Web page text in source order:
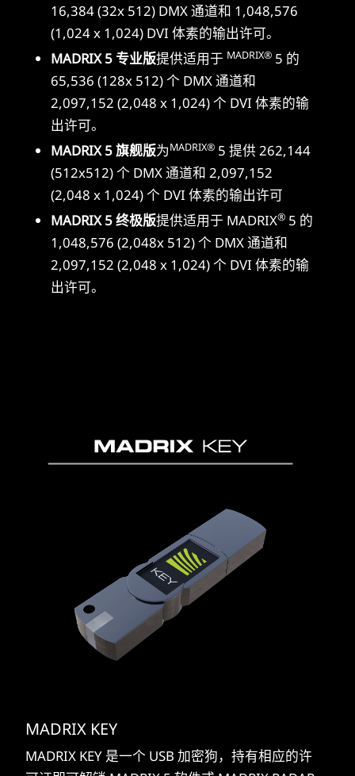
16,384 (32x 512) DMX 通道和 1,048,576
(1,024 x 1,024) DVI 体素的输出许可。
MADRIX 5 专业版提供适用于 MADRIX® 5 的
65,536 (128x 512) 个 DMX 通道和
2,097,152 (2,048 x 1,024) 个 DVI 体素的输
出许可。
MADRIX 5 旗舰版为MADRIX® 5 提供 262,144
(512x512) 个 DMX 通道和 2,097,152
(2,048 x 1,024) 个 DVI 体素的输出许可
MADRIX 5 终极版提供适用于 MADRIX® 5 的
1,048,576 (2,048x 512) 个 DMX 通道和
2,097,152 (2,048 x 1,024) 个 DVI 体素的输
出许可。
MADRIX KEY
MADRIX KEY 是一个 USB 加密狗，持有相应的许